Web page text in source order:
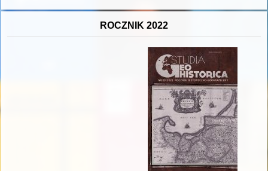
ROCZNIK 2022